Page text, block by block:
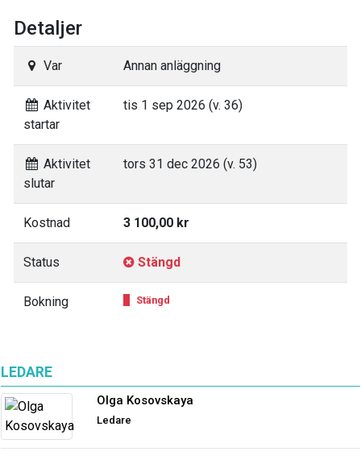
LEDARE
Olga Kosovskaya
Ledare
Detaljer
Var Annan anläggning
Aktivitet
startar
tis 1 sep 2026 (v. 36)
Aktivitet
slutar
tors 31 dec 2026 (v. 53)
Kostnad 3 100,00 kr
Status Stängd
Bokning Stängd